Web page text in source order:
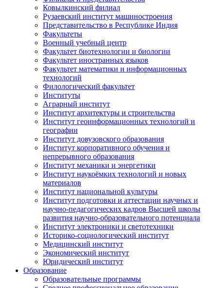
Ковылкинский филиал
Рузаевский институт машиностроения
Представительство в Республике Индия
Факультеты
Военный учебный центр
Факультет биотехнологии и биологии
Факультет иностранных языков
Факультет математики и информационных
технологий
Филологический факультет
Институты
Аграрный институт
Институт архитектуры и строительства
Институт геоинформационных технологий и
географии
Институт довузовского образования
Институт корпоративного обучения и
непрерывного образования
Институт механики и энергетики
Институт наукоёмких технологий и новых
материалов
Институт национальной культуры
Институт подготовки и аттестации научных и
научно-педагогических кадров Высшей школы
развития научно-образовательного потенциала
Институт электроники и светотехники
Историко-социологический институт
Медицинский институт
Экономический институт
Юридический институт
Образование
Образовательные программы